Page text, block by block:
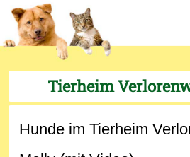
Tierheim
Hunde im Tierheim